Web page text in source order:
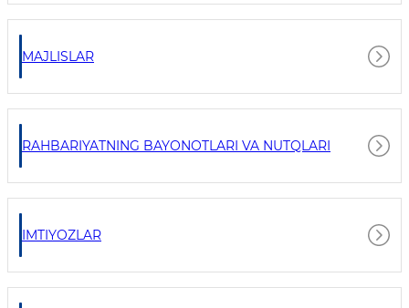
MAJLISLAR
RAHBARIYATNING BAYONOTLARI VA NUTQLARI
IMTIYOZLAR